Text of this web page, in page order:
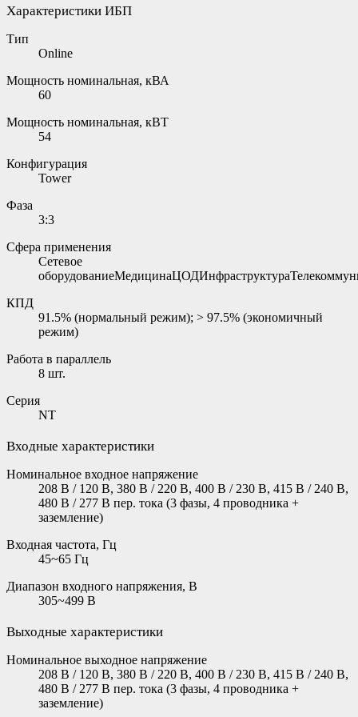
Характеристики ИБП
Тип
Online
Мощность номинальная, кВА
60
Мощность номинальная, кВТ
54
Конфигурация
Tower
Фаза
3:3
Сфера применения
Сетевое
КПД
91.5% (нормальный режим); > 97.5% (экономичный
режим)
Работа в параллель
8 шт.
Серия
NT
Входные характеристики
Номинальное входное напряжение
208 В / 120 В, 380 В / 220 В, 400 В / 230 В, 415 В / 240 В,
480 В / 277 В пер. тока (3 фазы, 4 проводника +
заземление)
Входная частота, Гц
45~65 Гц
Диапазон входного напряжения, В
305~499 B
Выходные характеристики
Номинальное выходное напряжение
208 В / 120 В, 380 В / 220 В, 400 В / 230 В, 415 В / 240 В,
480 В / 277 В пер. тока (3 фазы, 4 проводника +
заземление)